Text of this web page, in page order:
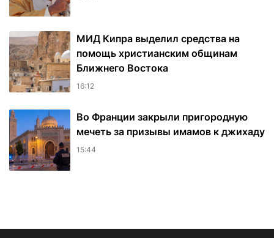
МИД Кипра выделил средства на
помощь христианским общинам
Ближнего Востока
16:12
Во Франции закрыли пригородную
мечеть за призывы имамов к джихаду
15:44